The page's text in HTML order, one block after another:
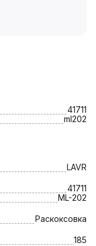
41711
ml202
LAVR
41711
ML-202
Раскоксовка
185